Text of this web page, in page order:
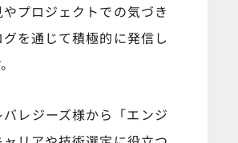
プロジェクトでの気づき
グを通じて積極的に発信し
レジーズ様から「エンジ